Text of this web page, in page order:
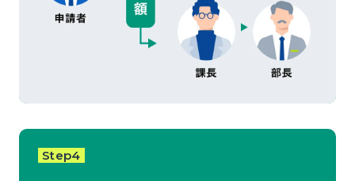
Step4